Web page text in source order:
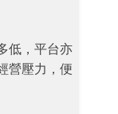
低，平台亦
營壓力，便